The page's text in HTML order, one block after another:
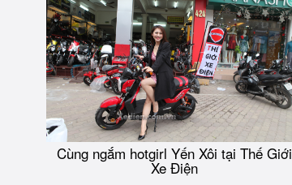
Cùng ngắm hotgirl Yến Xôi tại Thế Giới
Xe Điện